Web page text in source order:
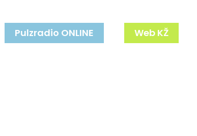
Pulzradio ONLINE Web KŽ